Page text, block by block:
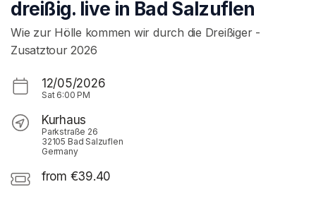
dreißig. live in Bad Salzuflen
Wie zur Hölle kommen wir durch die Dreißiger -
Zusatztour 2026
12/05/2026
Sat 6:00 PM
Kurhaus
Parkstraße 26
32105 Bad Salzuflen
Germany
from €39.40